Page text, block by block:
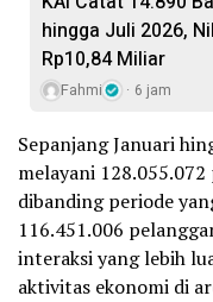
hingga Juli 2026,
Rp10,84 Miliar
Fahmi 6 jam
Sepanjang Januari
melayani
dibanding periode
116.451.006
interaksi yang lebih
aktivitas ekonomi di